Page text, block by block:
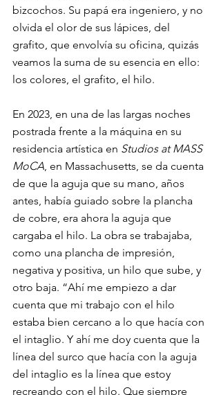
bizcochos. Su papá era ingeniero, y no
olvida el olor de sus lápices, del
grafito, que envolvía su oficina, quizás
veamos la suma de su esencia en ello:
los colores, el grafito, el hilo.
En 2023, en una de las largas noches
postrada frente a la máquina en su
residencia artística en Studios at MASS
MoCA , en Massachusetts, se da cuenta
de que la aguja que su mano, años
antes, había guiado sobre la plancha
de cobre, era ahora la aguja que
cargaba el hilo. La obra se trabajaba,
como una plancha de impresión,
negativa y positiva, un hilo que sube, y
otro baja. “Ahí me empiezo a dar
cuenta que mi trabajo con el hilo
estaba bien cercano a lo que hacía con
el intaglio. Y ahí me doy cuenta que la
línea del surco que hacía con la aguja
del intaglio es la línea que estoy
recreando con el hilo. Que siempre